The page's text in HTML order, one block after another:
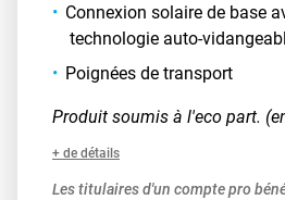
Connexion solaire de base
technologie auto-
Poignées de transport
Produit soumis à l'eco part.
+ de détails
Les titulaires d'un compte pro